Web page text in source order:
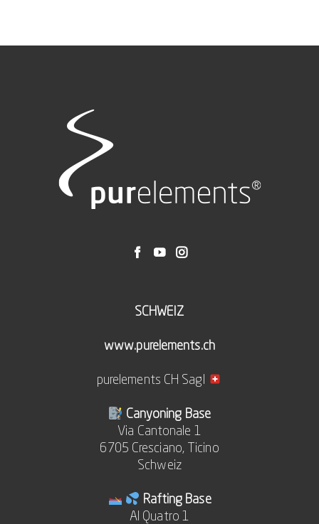
SCHWEIZ
www.purelements.ch
purelements CH Sagl
Canyoning Base
Via Cantonale 1
6705 Cresciano, Ticino
Schweiz
Rafting Base
Al Quatro 1